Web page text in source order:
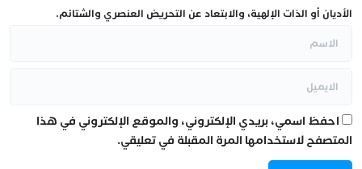
الأديان أو الذات الإلهية، والابتعاد عن التحريض العنصري والشتائم.
احفظ اسمي، بريدي الإلكتروني، والموقع الإلكتروني في هذا
المتصفح لاستخدامها المرة المقبلة في تعليقي.